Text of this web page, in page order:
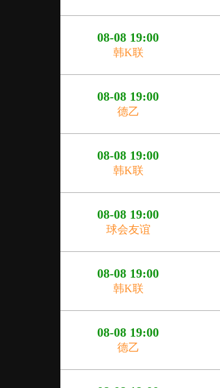
08-08 19:00
韩K联
08-08 19:00
德乙
08-08 19:00
韩K联
08-08 19:00
球会友谊
08-08 19:00
韩K联
08-08 19:00
德乙